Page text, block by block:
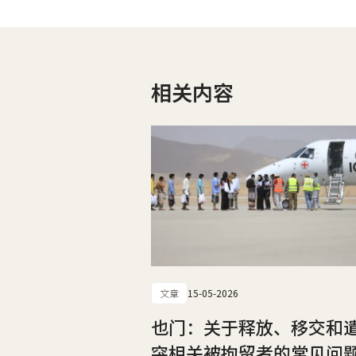
相关内容
文章 15-05-2026
也门：关于释放、移交和